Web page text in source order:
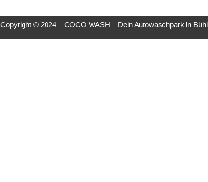
Copyright © 2024 –COCO WASH – Dein Autowaschpark in Bühl